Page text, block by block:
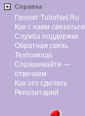
Справка
Проект TutorNet.Ru
Как с нами связаться
Служба поддержки
Обратная связь
Техпомощь
Спрашивайте —
отвечаем
Как это сделать
Репозитарий